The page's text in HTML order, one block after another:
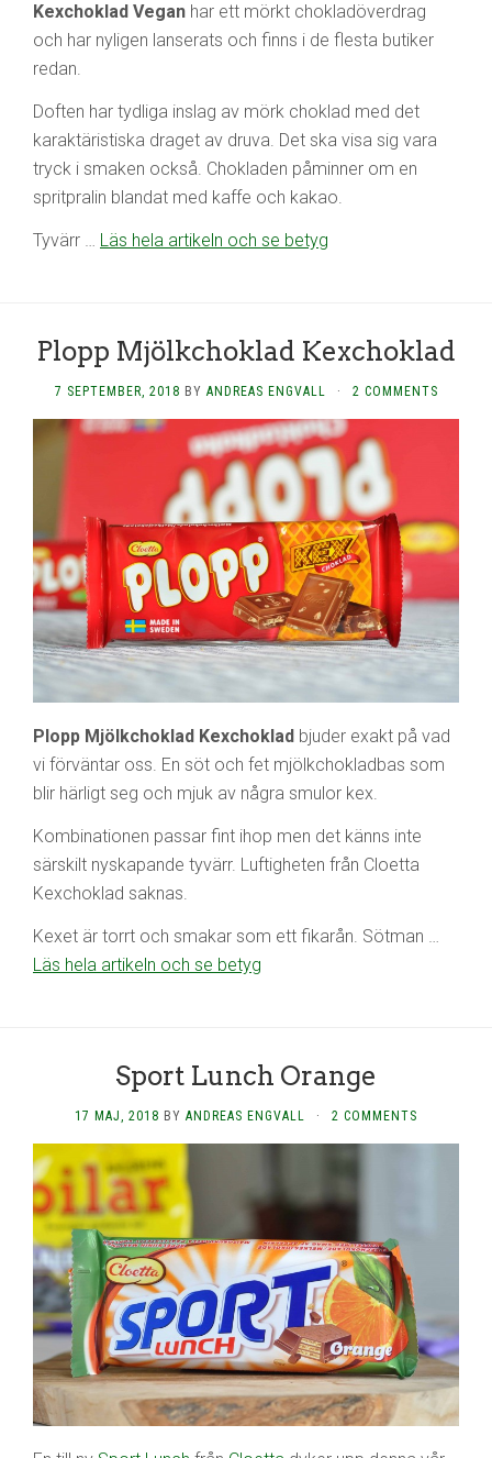
Kexchoklad Vegan har ett mörkt chokladöverdrag
och har nyligen lanserats och finns i de flesta butiker
redan.
Doften har tydliga inslag av mörk choklad med det
karaktäristiska draget av druva. Det ska visa sig vara
tryck i smaken också. Chokladen påminner om en
spritpralin blandat med kaffe och kakao.
Tyvärr … Läs hela artikeln och se betyg
Plopp Mjölkchoklad Kexchoklad
7 SEPTEMBER, 2018 BY ANDREAS ENGVALL · 2 COMMENTS
Plopp Mjölkchoklad Kexchoklad bjuder exakt på vad
vi förväntar oss. En söt och fet mjölkchokladbas som
blir härligt seg och mjuk av några smulor kex.
Kombinationen passar fint ihop men det känns inte
särskilt nyskapande tyvärr. Luftigheten från Cloetta
Kexchoklad saknas.
Kexet är torrt och smakar som ett fikarån. Sötman …
Läs hela artikeln och se betyg
Sport Lunch Orange
17 MAJ, 2018 BY ANDREAS ENGVALL · 2 COMMENTS